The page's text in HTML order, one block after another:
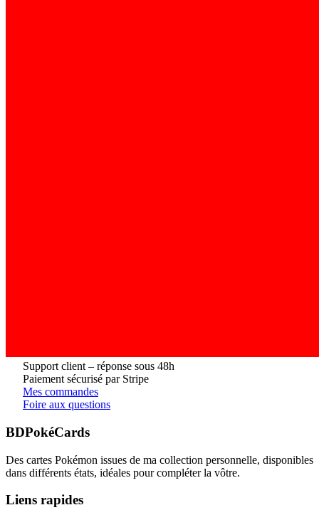
Support client – réponse sous 48h
Paiement sécurisé par Stripe
Mes commandes
Foire aux questions
BDPokéCards
Des cartes Pokémon issues de ma collection personnelle, disponibles
dans différents états, idéales pour compléter la vôtre.
Liens rapides